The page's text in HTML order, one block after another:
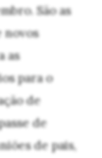
São as
novos
as
para o
de
de
de pais,